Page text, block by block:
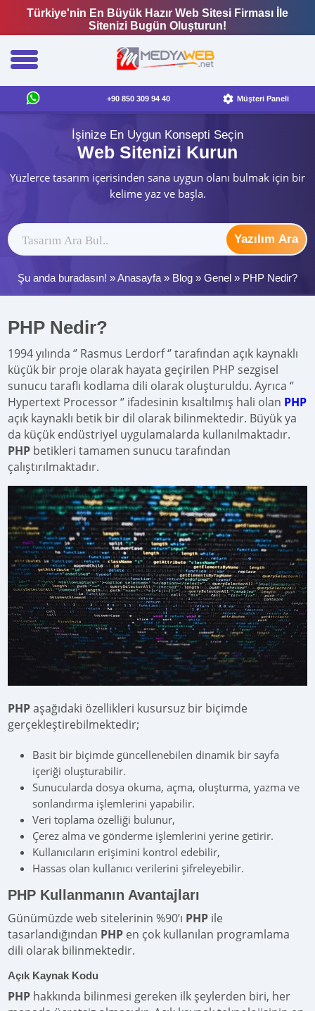
Türkiye'nin En Büyük Hazır Web Sitesi Firması İle
Sitenizi Bugün Oluşturun!
+90 850 309 94 40 Müşteri Paneli
İşinize En Uygun Konsepti Seçin
Web Sitenizi Kurun
Yüzlerce tasarım içerisinden sana uygun olanı bulmak için bir
kelime yaz ve başla.
Yazılım Ara
Şu anda buradasın! »Anasayfa » Blog » Genel » PHP Nedir?
PHP Nedir?
1994 yılında ‘’ Rasmus Lerdorf ‘’ tarafından açık kaynaklı
küçük bir proje olarak hayata geçirilen PHP sezgisel
sunucu taraflı kodlama dili olarak oluşturuldu. Ayrıca ‘’
Hypertext Processor ‘’ ifadesinin kısaltılmış hali olan PHP
açık kaynaklı betik bir dil olarak bilinmektedir. Büyük ya
da küçük endüstriyel uygulamalarda kullanılmaktadır.
PHP betikleri tamamen sunucu tarafından
çalıştırılmaktadır.
PHPaşağıdaki özellikleri kusursuz bir biçimde
gerçekleştirebilmektedir;
Basit bir biçimde güncellenebilen dinamik bir sayfa
içeriği oluşturabilir.
Sunucularda dosya okuma, açma, oluşturma, yazma ve
sonlandırma işlemlerini yapabilir.
Veri toplama özelliği bulunur,
Çerez alma ve gönderme işlemlerini yerine getirir.
Kullanıcıların erişimini kontrol edebilir,
Hassas olan kullanıcı verilerini şifreleyebilir.
PHP Kullanmanın Avantajları
Günümüzde web sitelerinin %90’ı PHP ile
tasarlandığından PHP en çok kullanılan programlama
dili olarak bilinmektedir.
Açık Kaynak Kodu
PHP hakkında bilinmesi gereken ilk şeylerden biri, her